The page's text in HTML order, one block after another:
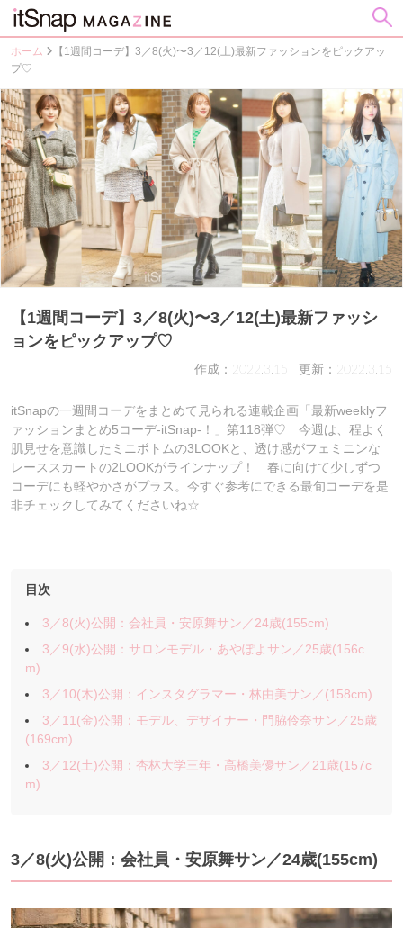
ホーム
【1週間コーデ】3／8(火)〜3／12(土)最新ファッションをピックアッ
プ♡
【1週間コーデ】3／8(火)〜3／12(土)最新ファッシ
ョンをピックアップ♡
作成：2022.3.15 更新：2022.3.15
itSnapの一週間コーデをまとめて見られる連載企画「最新weeklyフ
ァッションまとめ5コーデ-itSnap-！」第118弾♡ 今週は、程よく
肌見せを意識したミニボトムの3LOOKと、透け感がフェミニンな
レーススカートの2LOOKがラインナップ！ 春に向けて少しずつ
コーデにも軽やかさがプラス。今すぐ参考にできる最旬コーデを是
非チェックしてみてくださいね☆
目次
3／8(火)公開：会社員・安原舞サン／24歳(155cm)
3／9(水)公開：サロンモデル・あやぽよサン／25歳(156c
m)
3／10(木)公開：インスタグラマー・林由美サン／(158cm)
3／11(金)公開：モデル、デザイナー・門脇伶奈サン／25歳
(169cm)
3／12(土)公開：杏林大学三年・高橋美優サン／21歳(157c
m)
3／8(火)公開：会社員・安原舞サン／24歳(155cm)